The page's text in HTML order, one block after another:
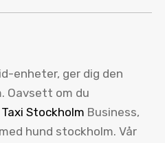
enheter, ger dig den
Oavsett om du
Taxi Stockholm Business,
hund stockholm. Vår